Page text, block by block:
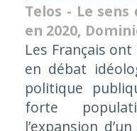
Telos - Le
en 2020,
Les Français
en débat
politique
forte
l’expansion